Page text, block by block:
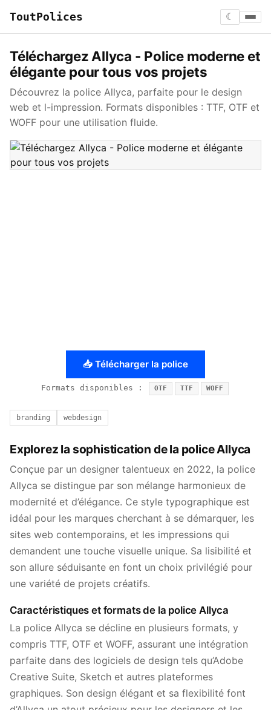
ToutPolices ☾
Téléchargez Allyca - Police moderne et
élégante pour tous vos projets
Découvrez la police Allyca, parfaite pour le design
web et l-impression. Formats disponibles : TTF, OTF et
WOFF pour une utilisation fluide.
📥 Télécharger la police
Formats disponibles : OTF TTF WOFF
branding webdesign
Explorez la sophistication de la police Allyca
Conçue par un designer talentueux en 2022, la police
Allyca se distingue par son mélange harmonieux de
modernité et d’élégance. Ce style typographique est
idéal pour les marques cherchant à se démarquer, les
sites web contemporains, et les impressions qui
demandent une touche visuelle unique. Sa lisibilité et
son allure séduisante en font un choix privilégié pour
une variété de projets créatifs.
Caractéristiques et formats de la police Allyca
La police Allyca se décline en plusieurs formats, y
compris TTF, OTF et WOFF, assurant une intégration
parfaite dans des logiciels de design tels qu’Adobe
Creative Suite, Sketch et autres plateformes
graphiques. Son design élégant et sa flexibilité font